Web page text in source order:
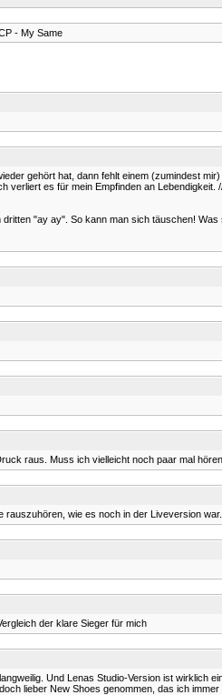
- My Same
gehört hat, dann fehlt einem (zumindest
es für mein Empfinden an
"ay ay". So kann man sich täuschen!
raus. Muss ich vielleicht noch paar mal
wie es noch in der Liveversion
der klare Sieger für mich
Und Lenas Studio-Version ist
lieber New Shoes genommen, das ich